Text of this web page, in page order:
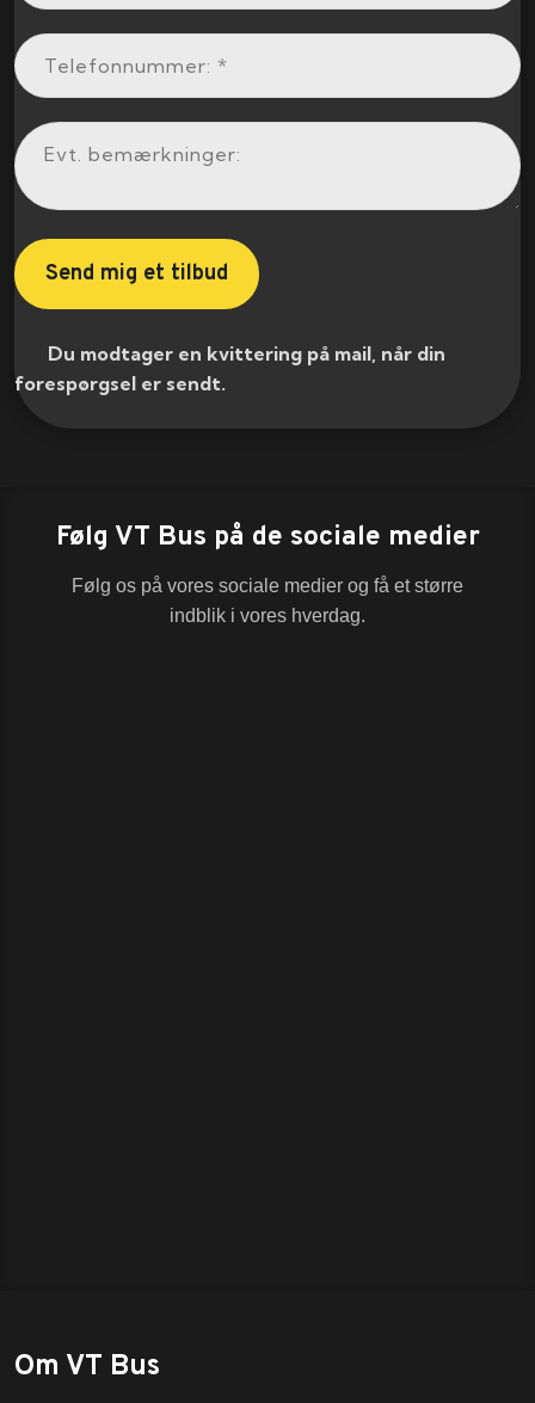
​ Du modtager en kvittering på mail, når din
forespørgsel er sendt.​
Følg VT Bus på de sociale medier
Følg os på vores sociale medier og få et større
indblik i vores hverdag.
Om VT Bus